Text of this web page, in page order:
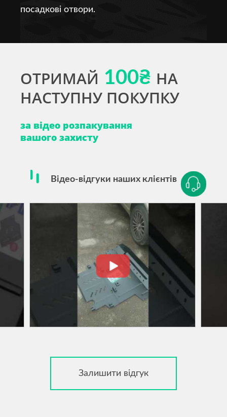
посадкові отвори.
ОТРИМАЙ 100₴ НА
НАСТУПНУ ПОКУПКУ
за відео розпакування
вашого захисту
Відео-відгуки наших клієнтів
Залишити відгук